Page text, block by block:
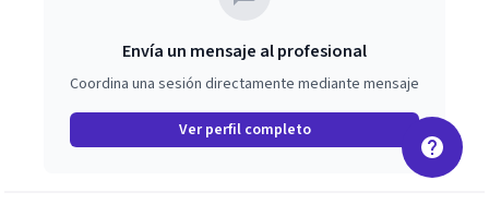
Envía un mensaje al profesional
Coordina una sesión directamente mediante mensaje
Ver perfil completo